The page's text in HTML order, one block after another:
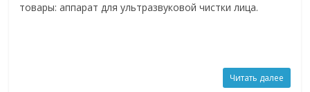
товары: аппарат для ультразвуковой чистки лица.
Читать далее